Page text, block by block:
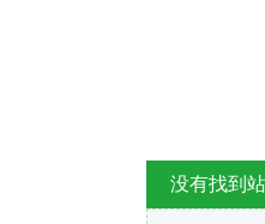
没有找到